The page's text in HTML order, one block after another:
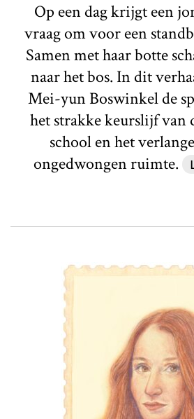
Op een dag krijgt een
vraag om voor een
Samen met haar botte
naar het bos. In dit
Mei-yun Boswinkel de
het strakke keurslijf van
school en het
ongedwongen ruimte.